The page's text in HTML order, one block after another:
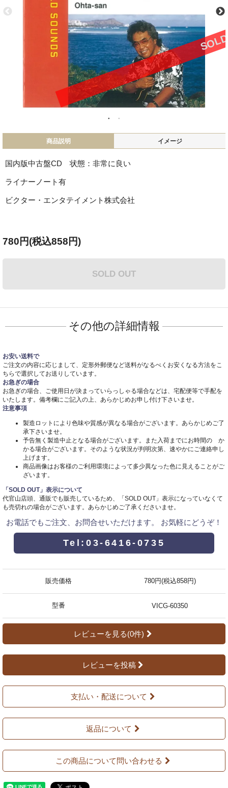
商品説明 イメージ
国内版中古盤CD 状態：非常に良い
ライナーノート有
ビクター・エンタテイメント株式会社
780円(税込858円)
SOLD OUT
その他の詳細情報
お安い送料で
ご注文の内容に応じまして、定形外郵便など送料がなるべくお安くなる方法をこ
ちらで選択してお送りしています。
お急ぎの場合
お急ぎの場合、ご使用日が決まっていらっしゃる場合などは、宅配便等で手配を
いたします。備考欄にご記入の上、あらかじめお申し付け下さいませ。
注意事項
製造ロットにより色味や質感が異なる場合がございます。あらかじめご了
承下さいませ。
予告無く製造中止となる場合がございます。また入荷までにお時間の か
かる場合がございます。そのような状況が判明次第、速やかにご連絡申し
上げます。
商品画像はお客様のご利用環境によって多少異なった色に見えることがご
ざいます。
「SOLD OUT」表示について
代官山店頭、通販でも販売しているため、「SOLD OUT」表示になっていなくて
も売切れの場合がございます。あらかじめご了承くださいませ。
お電話でもご注文、お問合せいただけます。 お気軽にどうぞ！
Tel:03-6416-0735
販売価格 780円(税込858円)
型番 VICG-60350
レビューを見る(0件)
レビューを投稿
支払い・配送について
返品について
この商品について問い合わせる